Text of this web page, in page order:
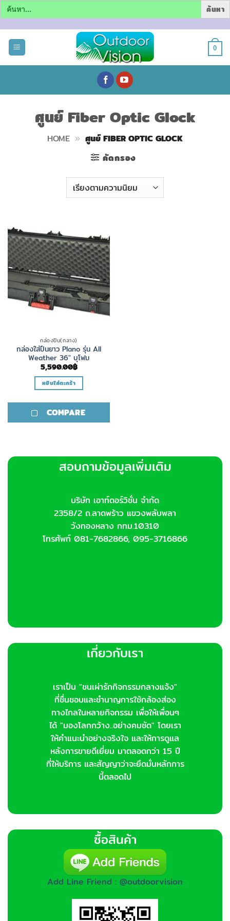
Search
for:
0
ศูนย์ Fiber Optic Glock
HOME » ศูนย์ FIBER OPTIC GLOCK
คัดกรอง
กล่องปืน(กลาง)
กล่องใส่ปืนยาว Plano รุ่น All
Weather 36″ บุโฟม
5,590.00฿
หยิบใส่ตะกร้า
COMPARE
สอบถามข้อมูลเพิ่มเติม
บริษัท เอาท์ดอร์วิชั่น จำกัด
2358/2 ถ.ลาดพร้าว แขวงพลับพลา
วังทองหลาง กทม.10310
โทรศัพท์ 081-7682866, 095-3716866
เกี่ยวกับเรา
เราเป็น "ชนเผ่ารักกิจกรรมกลางแจ้ง"
ที่ชื่นชอบและชำนาญการใช้กล้องส่อง
ทางไกลในหลายกิจกรรม เพื่อให้เพื่อนๆ
ได้ "มองโลกกว้าง..อย่างคมชัด" โดยเรา
ให้คำแนะนำอย่างจริงใจ และให้การดูแล
หลังการขายดีเยี่ยม มาตลอดกว่า 15 ปี
ที่ให้บริการ และสัญญาว่าจะยึดมั่นหลักการ
นี้ตลอดไป
ซื้อสินค้า
Add Line Friend : @outdoorvision